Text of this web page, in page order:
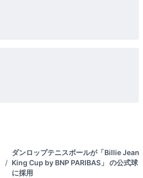
/
ダンロップテニスボールが「Billie Jean
King Cup by BNP PARIBAS」 の公式球
に採用